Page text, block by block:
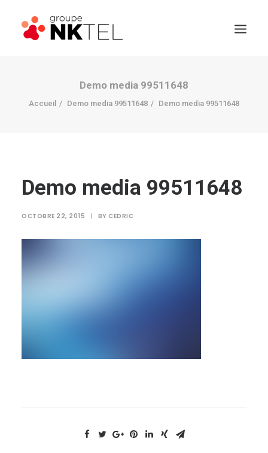
Demo media 99511648
Accueil Demo media 99511648 Demo media 99511648
Demo media 99511648
OCTOBRE 22, 2015 | BY CEDRIC